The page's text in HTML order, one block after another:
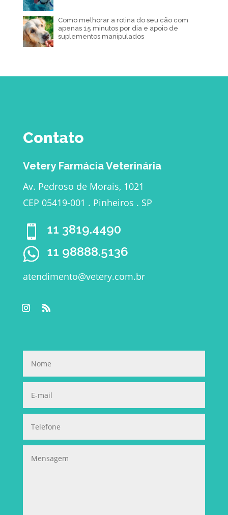
Como melhorar a rotina do seu cão com
apenas 15 minutos por dia e apoio de
suplementos manipulados
Contato
Vetery Farmácia Veterinária
Av. Pedroso de Morais, 1021
CEP 05419-001 . Pinheiros . SP

11 3819.4490
11 98888.5136
atendimento@vetery.com.br